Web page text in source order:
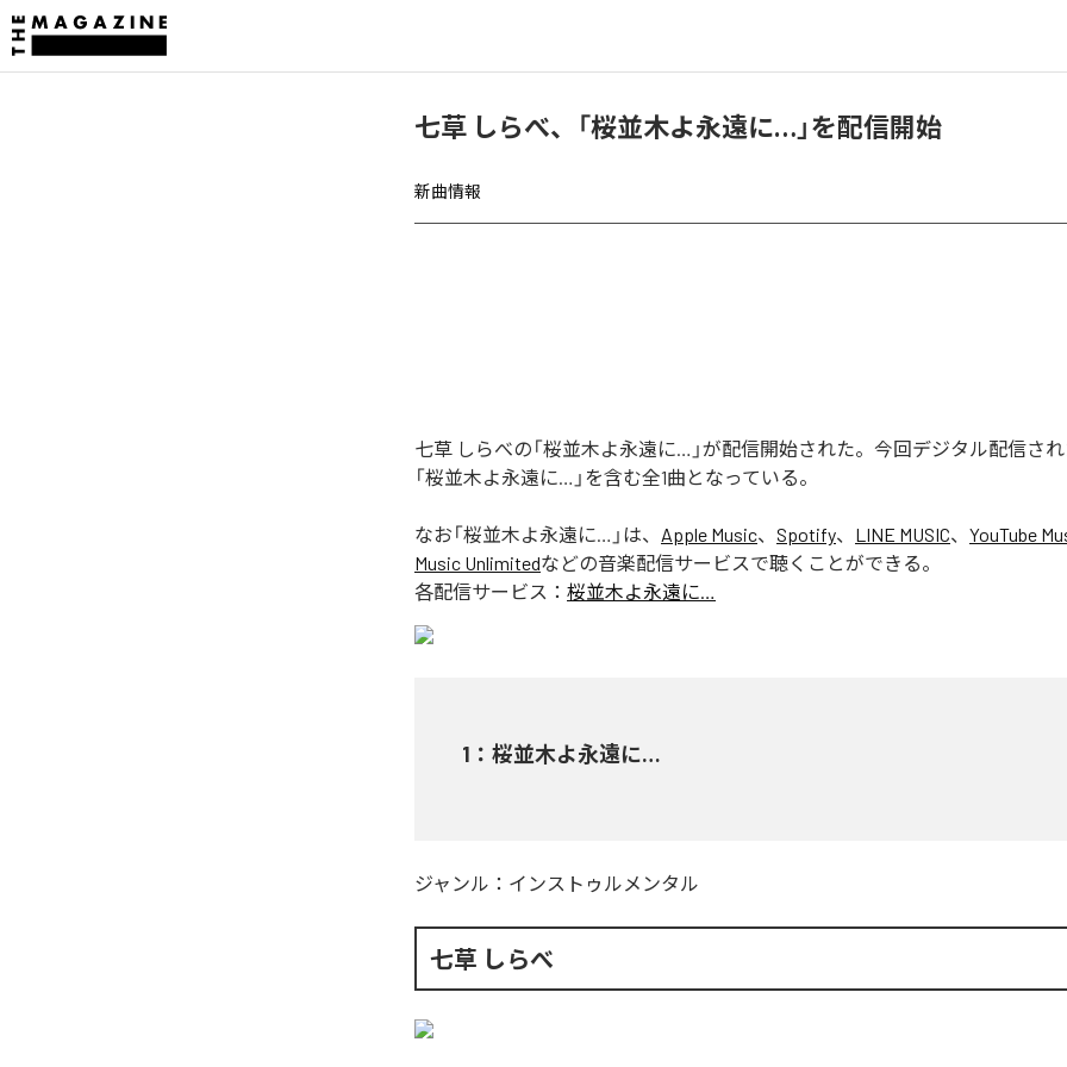
七草 しらべ、「桜並木よ永遠に…」を配信開始
新曲情報
七草 しらべの「桜並木よ永遠に…」が配信開始された。今回デジタル配信され
「桜並木よ永遠に…」を含む全1曲となっている。
なお「桜並木よ永遠に… 」は、 Apple Music、 Spotify、 LINE MUSIC、 YouTube
Music Unlimitedなどの音楽配信サービスで聴くことができる。
各配信サービス： 桜並木よ永遠に…
1 ： 桜並木よ永遠に…
ジャンル： インストゥルメンタル
七草 しらべ